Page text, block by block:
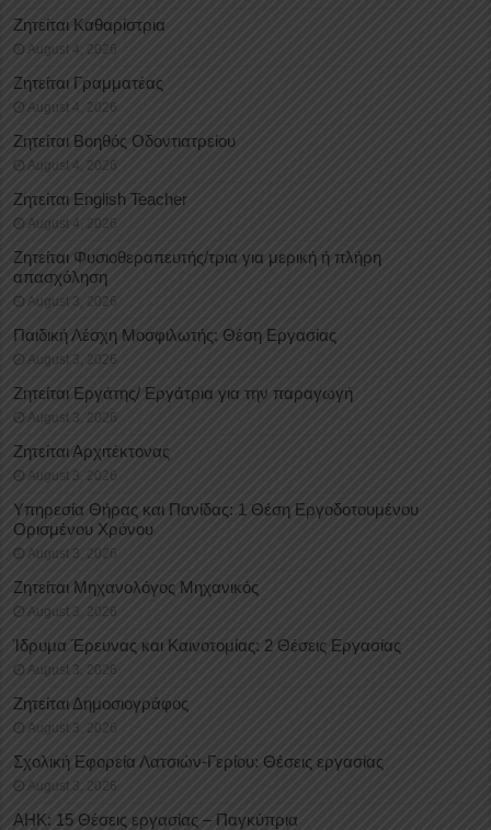
Ζητείται Καθαρίστρια
August 4, 2026
Ζητείται Γραμματέας
August 4, 2026
Ζητείται Βοηθός Οδοντιατρείου
August 4, 2026
Ζητείται English Teacher
August 4, 2026
Ζητείται Φυσιοθεραπευτής/τρια για μερική ή πλήρη
απασχόληση
August 3, 2026
Παιδική Λέσχη Μοσφιλωτής: Θέση Εργασίας
August 3, 2026
Ζητείται Εργάτης/ Εργάτρια για την παραγωγή
August 3, 2026
Ζητείται Αρχιτέκτονας
August 3, 2026
Υπηρεσία Θήρας και Πανίδας: 1 Θέση Eργοδοτουμένου
Oρισμένου Xρόνου
August 3, 2026
Ζητείται Μηχανολόγος Μηχανικός
August 3, 2026
Ίδρυμα Έρευνας και Καινοτομίας: 2 Θέσεις Εργασίας
August 3, 2026
Ζητείται Δημοσιογράφος
August 3, 2026
Σχολική Εφορεία Λατσιών-Γερίου: Θέσεις εργασίας
August 3, 2026
ΑΗΚ: 15 Θέσεις εργασίας – Παγκύπρια